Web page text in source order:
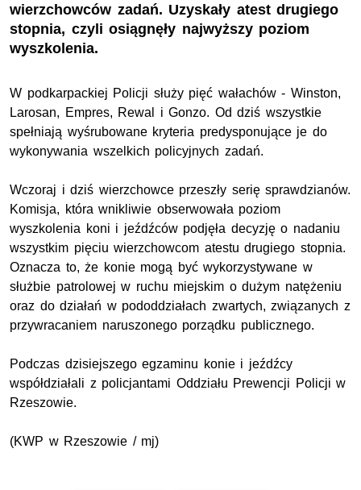
wierzchowców zadań. Uzyskały atest drugiego
stopnia, czyli osiągnęły najwyższy poziom
wyszkolenia.
W podkarpackiej Policji służy pięć wałachów - Winston,
Larosan, Empres, Rewal i Gonzo. Od dziś wszystkie
spełniają wyśrubowane kryteria predysponujące je do
wykonywania wszelkich policyjnych zadań.
Wczoraj i dziś wierzchowce przeszły serię sprawdzianów.
Komisja, która wnikliwie obserwowała poziom
wyszkolenia koni i jeźdźców podjęła decyzję o nadaniu
wszystkim pięciu wierzchowcom atestu drugiego stopnia.
Oznacza to, że konie mogą być wykorzystywane w
służbie patrolowej w ruchu miejskim o dużym natężeniu
oraz do działań w pododdziałach zwartych, związanych z
przywracaniem naruszonego porządku publicznego.
Podczas dzisiejszego egzaminu konie i jeźdźcy
współdziałali z policjantami Oddziału Prewencji Policji w
Rzeszowie.
(KWP w Rzeszowie / mj)